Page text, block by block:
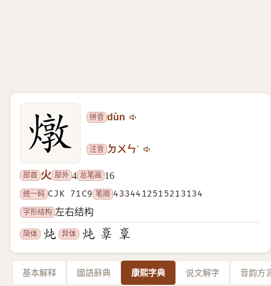
拼音 dùn
注音 ㄉㄨㄣˋ
部首 火 部外 4 总笔画 16
统一码 CJK 71C9 笔顺 4334412515213134
字形结构 左右结构
简体 异体
基本解释 國語辭典 康熙字典 说文解字 音韵方